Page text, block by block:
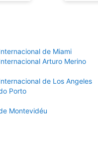
de Miami
Arturo Merino
de Los Angeles
Porto
Montevidéu